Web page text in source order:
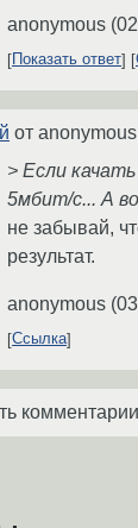
anonymous (
Показать ответ
от anonymous
> Если
5мбит/c... А
не забывай,
результат.
anonymous (
Ссылка